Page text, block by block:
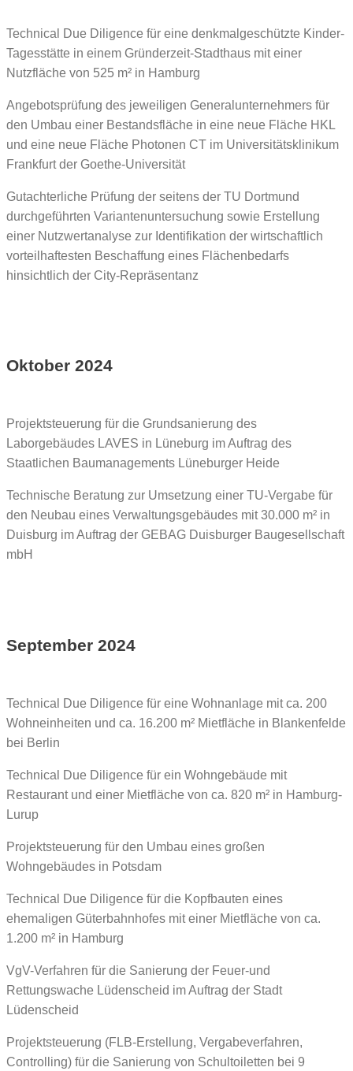
Technical Due Diligence für eine denkmalgeschützte Kinder-
Tagesstätte in einem Gründerzeit-Stadthaus mit einer
Nutzfläche von 525 m² in Hamburg
Angebotsprüfung des jeweiligen Generalunternehmers für
den Umbau einer Bestandsfläche in eine neue Fläche HKL
und eine neue Fläche Photonen CT im Universitätsklinikum
Frankfurt der Goethe-Universität
Gutachterliche Prüfung der seitens der TU Dortmund
durchgeführten Variantenuntersuchung sowie Erstellung
einer Nutzwertanalyse zur Identifikation der wirtschaftlich
vorteilhaftesten Beschaffung eines Flächenbedarfs
hinsichtlich der City-Repräsentanz
Oktober 2024
Projektsteuerung für die Grundsanierung des
Laborgebäudes LAVES in Lüneburg im Auftrag des
Staatlichen Baumanagements Lüneburger Heide
Technische Beratung zur Umsetzung einer TU-Vergabe für
den Neubau eines Verwaltungsgebäudes mit 30.000 m² in
Duisburg im Auftrag der GEBAG Duisburger Baugesellschaft
mbH
September 2024
Technical Due Diligence für eine Wohnanlage mit ca. 200
Wohneinheiten und ca. 16.200 m² Mietfläche in Blankenfelde
bei Berlin
Technical Due Diligence für ein Wohngebäude mit
Restaurant und einer Mietfläche von ca. 820 m² in Hamburg-
Lurup
Projektsteuerung für den Umbau eines großen
Wohngebäudes in Potsdam
Technical Due Diligence für die Kopfbauten eines
ehemaligen Güterbahnhofes mit einer Mietfläche von ca.
1.200 m² in Hamburg
VgV-Verfahren für die Sanierung der Feuer-und
Rettungswache Lüdenscheid im Auftrag der Stadt
Lüdenscheid
Projektsteuerung (FLB-Erstellung, Vergabeverfahren,
Controlling) für die Sanierung von Schultoiletten bei 9